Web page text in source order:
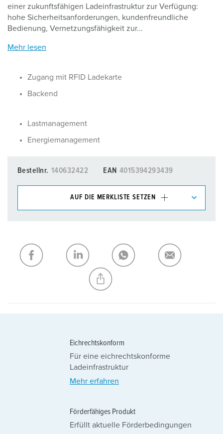
einer zukunftsfähigen Ladeinfrastruktur zur Verfügung:
hohe Sicherheitsanforderungen, kundenfreundliche
Bedienung, Vernetzungsfähigkeit zur...
Mehr lesen
Zugang mit RFID Ladekarte
Backend
Lastmanagement
Energiemanagement
Bestellnr. 140632422 EAN 4015394293439
AUF DIE MERKLISTE SETZEN
Meine Liste (0) HINZUFÜGEN
NEUE LISTE ERSTELLEN
Eichrechtskonform
Für eine eichrechtskonforme
Ladeinfrastruktur
Mehr erfahren
Förderfähiges Produkt
Erfüllt aktuelle Förderbedingungen